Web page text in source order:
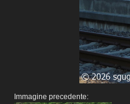
Immagine precedente: